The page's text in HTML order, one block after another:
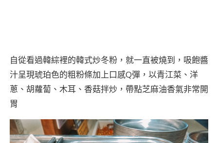
自從看過韓綜裡的韓式炒冬粉，就一直被燒到，吸飽醬
汁呈現琥珀色的粗粉條加上口感Q彈，以青江菜、洋
蔥、胡蘿蔔、木耳、香菇拌炒，帶點芝麻油香氣非常開
胃